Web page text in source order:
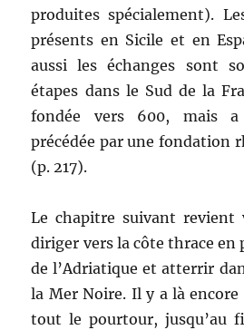
produites spécialement).
présents en Sicile et en
aussi les échanges sont
étapes dans le Sud de la
fondée vers 600, mais
précédée par une fondation
(p. 217).
Le chapitre suivant revient
diriger vers la côte thrace en
de l’Adriatique et atterrir
la Mer Noire. Il y a là encore
tout le pourtour, jusqu’au